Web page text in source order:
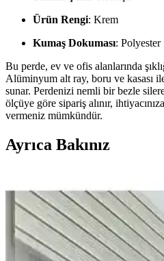
Ürün Rengi: Krem
Kumaş Dokuması: Polyester
Bu perde, ev ve ofis alanlarında
Alüminyum alt ray, boru ve kasası
sunar. Perdenizi nemli bir bezle
ölçüye göre sipariş alınır,
vermeniz mümkündür.
Ayrıca Bakınız
Stor Perde Seçenekleri
Polyester Modellerin
İki farklı stor perde modeli detaylı
polyester kumaşların özellikleri,
kriterler ele alınarak en uygun